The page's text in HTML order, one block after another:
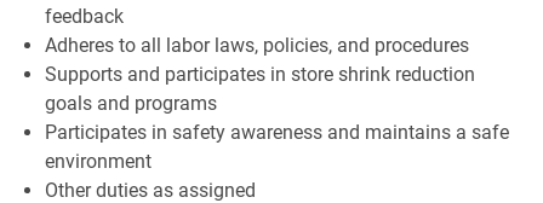
feedback
Adheres to all labor laws, policies, and procedures
Supports and participates in store shrink reduction
goals and programs
Participates in safety awareness and maintains a safe
environment
Other duties as assigned